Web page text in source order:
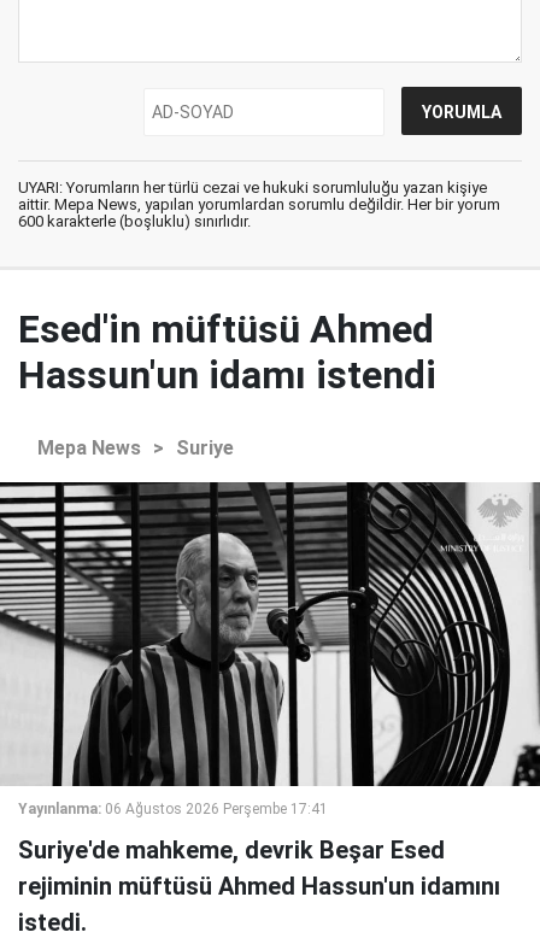
UYARI: Yorumların her türlü cezai ve hukuki sorumluluğu yazan kişiye
aittir. Mepa News, yapılan yorumlardan sorumlu değildir. Her bir yorum
600 karakterle (boşluklu) sınırlıdır.
Esed'in müftüsü Ahmed
Hassun'un idamı istendi
Mepa News > Suriye
Yayınlanma: 06 Ağustos 2026 Perşembe 17:41
Suriye'de mahkeme, devrik Beşar Esed
rejiminin müftüsü Ahmed Hassun'un idamını
istedi.